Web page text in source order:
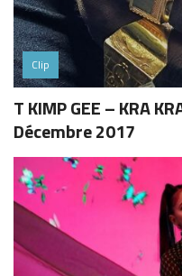
Clip
T KIMP GEE – KRA
Décembre 2017